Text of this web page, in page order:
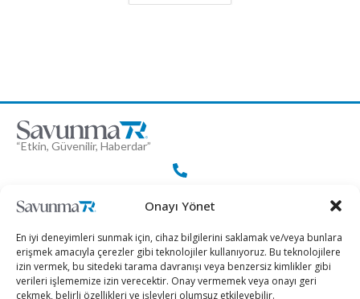
Onayı Yönet
En iyi deneyimleri sunmak için, cihaz bilgilerini saklamak ve/veya bunlara
erişmek amacıyla çerezler gibi teknolojiler kullanıyoruz. Bu teknolojilere
izin vermek, bu sitedeki tarama davranışı veya benzersiz kimlikler gibi
verileri işlememize izin verecektir. Onay vermemek veya onayı geri
çekmek, belirli özellikleri ve işlevleri olumsuz etkileyebilir.
“Etkin, Güvenilir, Haberdar”
+90 530 308 17 96
iletisim@savunmatr.com